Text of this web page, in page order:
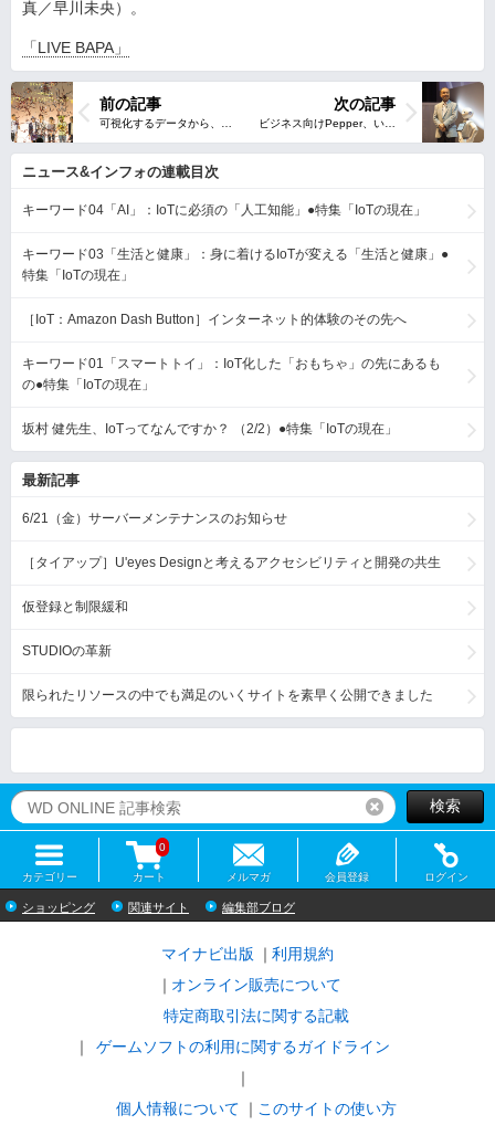
真／早川未央）。
「LIVE BAPA」
次の記事
前の記事
ニュース&インフォの連載目次
キーワード04「AI」：IoTに必須の「人工知能」●特集「IoTの現在」
キーワード03「生活と健康」：身に着けるIoTが変える「生活と健康」●
特集「IoTの現在」
［IoT：Amazon Dash Button］インターネット的体験のその先へ
キーワード01「スマートトイ」：IoT化した「おもちゃ」の先にあるも
の●特集「IoTの現在」
坂村 健先生、IoTってなんですか？ （2/2）●特集「IoTの現在」
最新記事
6/21（金）サーバーメンテナンスのお知らせ
［タイアップ］U'eyes Designと考えるアクセシビリティと開発の共生
仮登録と制限緩和
STUDIOの革新
限られたリソースの中でも満足のいくサイトを素早く公開できました
リセット検索
カテゴリー カート
0
メルマガ 会員登録 ログイン
ショッピング 関連サイト 編集部ブログ
マイナビ出版
利用規約
オンライン販売について
特定商取引法に関する記載
ゲームソフトの利用に関するガイドライン
｜
個人情報について
このサイトの使い方